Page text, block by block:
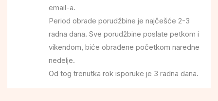
email-a.
Period obrade porudžbine je najčešće 2-3
radna dana. Sve porudžbine poslate petkom i
vikendom, biće obrađene početkom naredne
nedelje.
Od tog trenutka rok isporuke je 3 radna dana.